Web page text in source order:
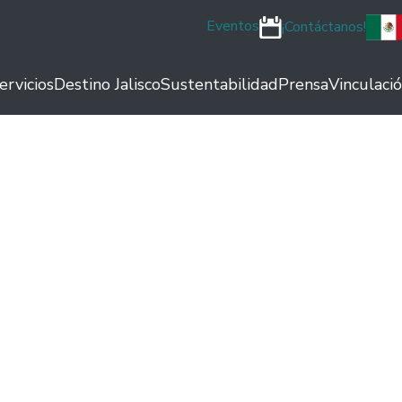
Eventos ¡Contáctanos!
Destino JaliscoSustentabilidadPrensa